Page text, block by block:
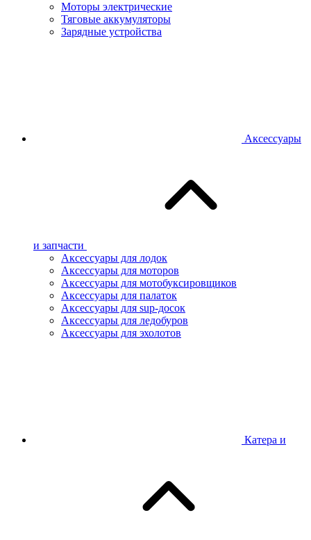
Моторы электрические
Тяговые аккумуляторы
Зарядные устройства
Аксессуары
и запчасти
Аксессуары для лодок
Аксессуары для моторов
Аксессуары для мотобуксировщиков
Аксессуары для палаток
Аксессуары для sup-досок
Аксессуары для ледобуров
Аксессуары для эхолотов
Катера и